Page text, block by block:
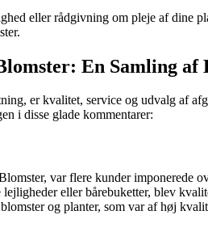
eller rådgivning om pleje af dine
En Samling
er kvalitet, service og udvalg af
i disse glade kommentarer:
var flere kunder imponerede
eller bårebuketter, blev
og planter, som var af høj